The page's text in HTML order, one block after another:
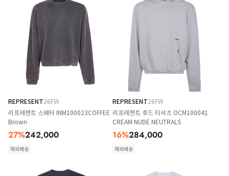
REPRESENT26FW
리프레젠트 스웨터 INM100023COFFEE
Brown
27%242,000
해외배송
REPRESENT26FW
리프레젠트 후드 티셔츠 OCM100041
CREAM NUDE NEUTRALS
16%284,000
해외배송